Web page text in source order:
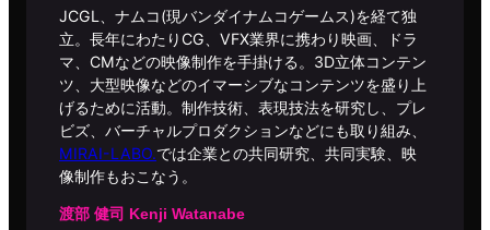
JCGL、ナムコ(現バンダイナムコゲームス)を経て独
立。長年にわたりCG、VFX業界に携わり映画、ドラ
マ、CMなどの映像制作を手掛ける。3D立体コンテン
ツ、大型映像などのイマーシブなコンテンツを盛り上
げるために活動。制作技術、表現技法を研究し、プレ
ビズ、バーチャルプロダクションなどにも取り組み、
MIRAI-LABO.では企業との共同研究、共同実験、映
像制作もおこなう。
渡部 健司 Kenji Watanabe